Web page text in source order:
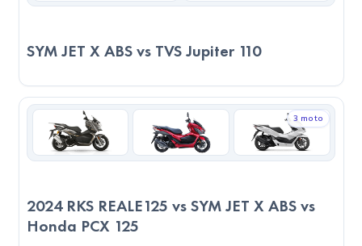
SYM JET X ABS vs TVS Jupiter 110
3 moto
2024 RKS REALE125 vs SYM JET X ABS vs
Honda PCX 125